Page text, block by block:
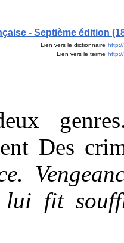
- Septième édition
Lien vers le dictionnaire
Lien vers le terme
Des
fit